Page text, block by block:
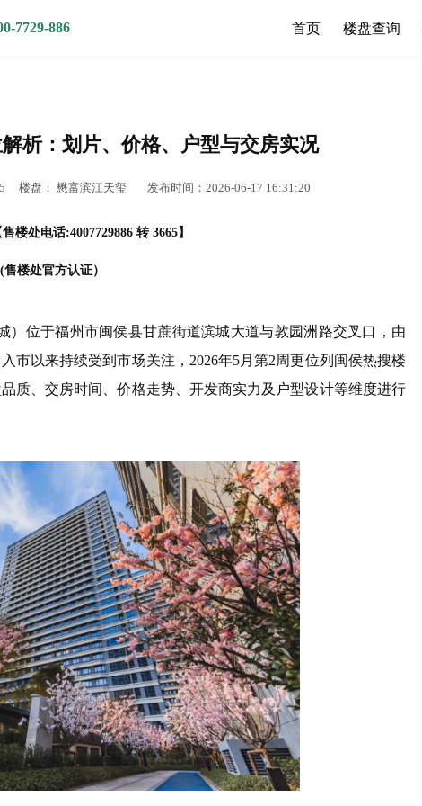
7729-886 首页 楼盘查询
析：划片、价格、户型与交房实况
楼盘： 懋富滨江天玺 发布时间：2026-06-17 16:31:20
楼处电话:4007729886 转 3665】
(售楼处官方认证）
位于福州市闽侯县甘蔗街道滨城大道与敦园洲路交叉口，由
市以来持续受到市场关注，2026年5月第2周更位列闽侯热搜楼
质、交房时间、价格走势、开发商实力及户型设计等维度进行